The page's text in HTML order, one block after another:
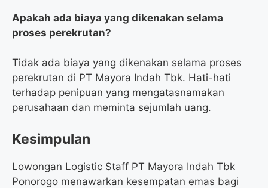
Apakah ada biaya yang dikenakan selama
proses perekrutan?
Tidak ada biaya yang dikenakan selama proses
perekrutan di PT Mayora Indah Tbk. Hati-hati
terhadap penipuan yang mengatasnamakan
perusahaan dan meminta sejumlah uang.
Kesimpulan
Lowongan Logistic Staff PT Mayora Indah Tbk
Ponorogo menawarkan kesempatan emas bagi